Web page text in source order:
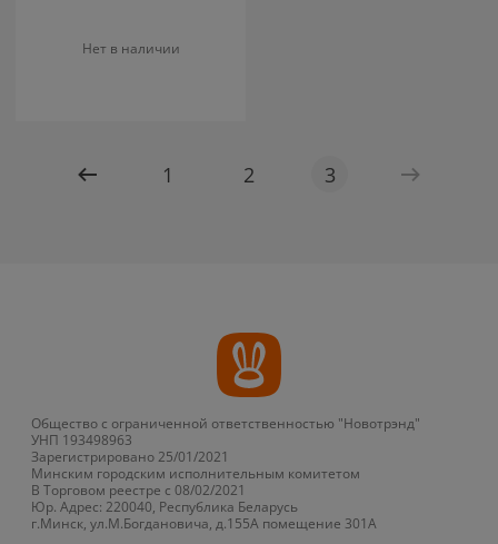
Нет в наличии
1 2 3
Общество с ограниченной ответственностью "Новотрэнд"
УНП 193498963
Зарегистрировано 25/01/2021
Минским городским исполнительным комитетом
В Торговом реестре с 08/02/2021
Юр. Адрес: 220040, Республика Беларусь
г.Минск, ул.М.Богдановича, д.155А помещение 301А